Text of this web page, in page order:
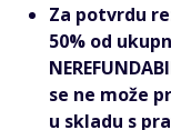
Za potvrdu
50% od
se ne može
u skladu s